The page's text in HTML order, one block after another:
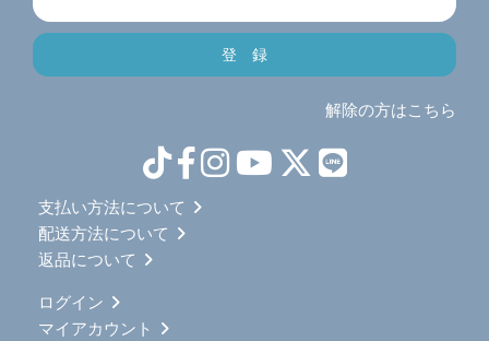
解除の方はこちら
支払い方法について
配送方法について
返品について
ログイン
マイアカウント